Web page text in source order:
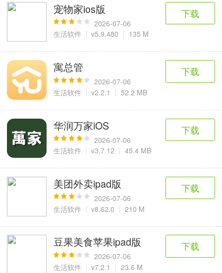
宠物家ios版
2026-07-06
生活软件
v5.9.480 135 M
下载
寓总管
2026-07-06
生活软件
v2.2.1 52.2 MB
下载
华润万家iOS
2026-07-06
生活软件
v3.7.12 45.4 MB
下载
美团外卖ipad版
2026-07-06
生活软件
v8.62.0 210 M
下载
豆果美食苹果ipad版
2026-07-06
生活软件
v7.2.1 23.6 M
下载